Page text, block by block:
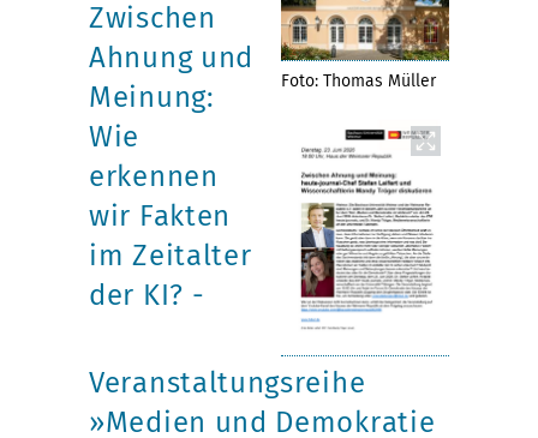
Foto: Thomas Müller
Zwischen
Ahnung und
Meinung:
Wie
erkennen
wir Fakten
im Zeitalter
der KI? -
Veranstaltungsreihe
»Medien und Demokratie